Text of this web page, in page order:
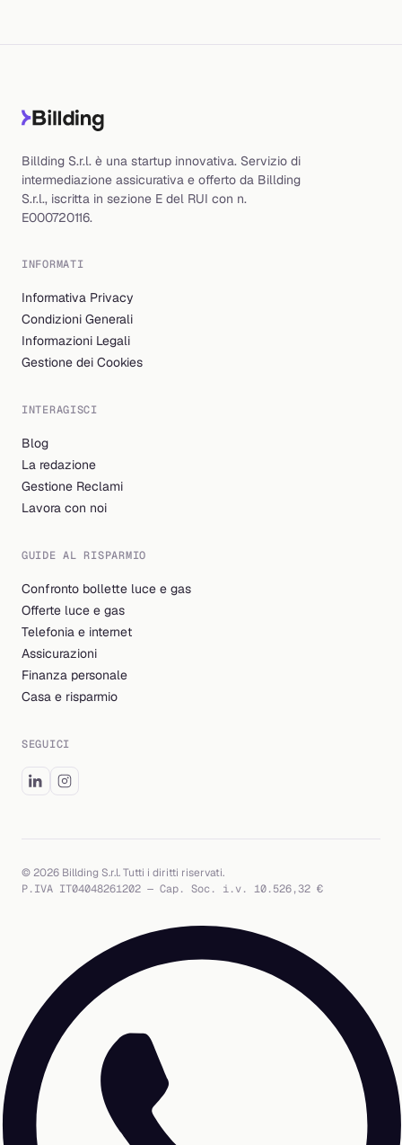
Billding S.r.l. è una startup innovativa. Servizio di
intermediazione assicurativa e offerto da Billding
S.r.l., iscritta in sezione E del RUI con n.
E000720116.
INFORMATI
Informativa Privacy
Condizioni Generali
Informazioni Legali
Gestione dei Cookies
INTERAGISCI
Blog
La redazione
Gestione Reclami
Lavora con noi
GUIDE AL RISPARMIO
Confronto bollette luce e gas
Offerte luce e gas
Telefonia e internet
Assicurazioni
Finanza personale
Casa e risparmio
SEGUICI
© 2026 Billding S.r.l. Tutti i diritti riservati.
P.IVA IT04048261202 — Cap. Soc. i.v. 10.526,32 €